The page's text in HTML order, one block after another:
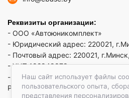
Наш сайт использует файлы
пользовательского опыта,
представления
Реквизиты организации:
- ООО «Автоюникомплект»
- Юридический адрес: 220021,
- Почтовый адрес: 220021,
- УНП 192949879
- р/сч BY52 REDJ 3012 1009 3553
РРБ"